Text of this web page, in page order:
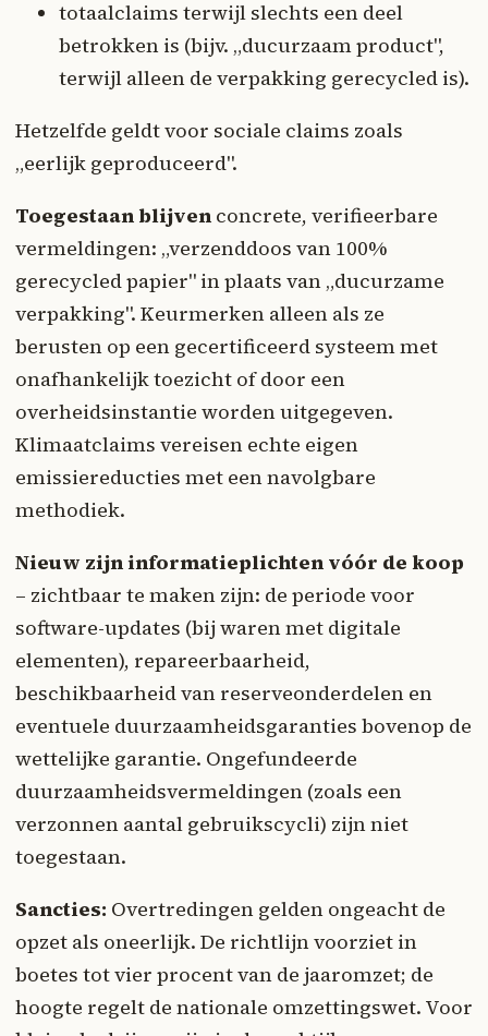
totaalclaims terwijl slechts een deel
betrokken is (bijv. „ducurzaam product",
terwijl alleen de verpakking gerecycled is).
Hetzelfde geldt voor sociale claims zoals
„eerlijk geproduceerd".
Toegestaan blijven concrete, verifieerbare
vermeldingen: „verzenddoos van 100%
gerecycled papier" in plaats van „ducurzame
verpakking". Keurmerken alleen als ze
berusten op een gecertificeerd systeem met
onafhankelijk toezicht of door een
overheidsinstantie worden uitgegeven.
Klimaatclaims vereisen echte eigen
emissiereducties met een navolgbare
methodiek.
Nieuw zijn informatieplichten vóór de koop
– zichtbaar te maken zijn: de periode voor
software-updates (bij waren met digitale
elementen), repareerbaarheid,
beschikbaarheid van reserveonderdelen en
eventuele duurzaamheidsgaranties bovenop de
wettelijke garantie. Ongefundeerde
duurzaamheidsvermeldingen (zoals een
verzonnen aantal gebruikscycli) zijn niet
toegestaan.
Sancties: Overtredingen gelden ongeacht de
opzet als oneerlijk. De richtlijn voorziet in
boetes tot vier procent van de jaaromzet; de
hoogte regelt de nationale omzettingswet. Voor